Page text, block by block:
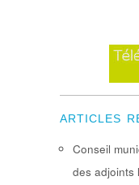
ARTICLES
Conseil
des adjoints